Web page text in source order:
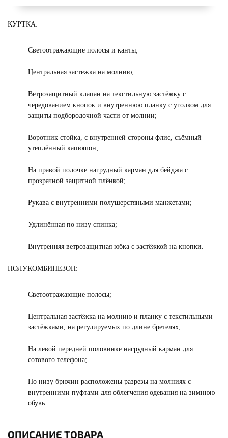
КУРТКА:
Светоотражающие полосы и канты;
Центральная застежка на молнию;
Ветрозащитный клапан на текстильную застёжку с
чередованием кнопок и внутреннюю планку с уголком для
защиты подбородочной части от молнии;
Воротник стойка, с внутренней стороны флис, съёмный
утеплённый капюшон;
На правой полочке нагрудный карман для бейджа с
прозрачной защитной плёнкой;
Рукава с внутренними полушерстяными манжетами;
Удлинённая по низу спинка;
Внутренняя ветрозащитная юбка с застёжкой на кнопки.
ПОЛУКОМБИНЕЗОН:
Светоотражающие полосы;
Центральная застёжка на молнию и планку с текстильными
застёжками, на регулируемых по длине бретелях;
На левой передней половинке нагрудный карман для
сотового телефона;
По низу брючин расположены разрезы на молниях с
внутренними пуфтами для облегчения одевания на зимнюю
обувь.
ОПИСАНИЕ ТОВАРА